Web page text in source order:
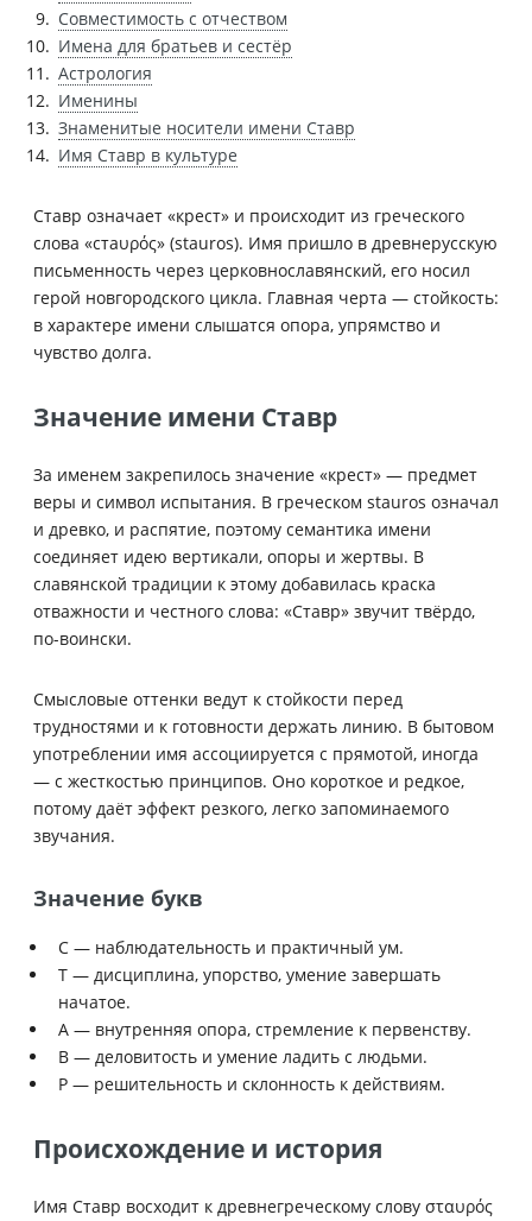
Совместимость с отчеством
Имена для братьев и сестёр
Астрология
Именины
Знаменитые носители имени Ставр
Имя Ставр в культуре
Ставр означает «крест» и происходит из греческого
слова «стаυρός» (stauros). Имя пришло в древнерусскую
письменность через церковнославянский, его носил
герой новгородского цикла. Главная черта — стойкость:
в характере имени слышатся опора, упрямство и
чувство долга.
Значение имени Ставр
За именем закрепилось значение «крест» — предмет
веры и символ испытания. В греческом stauros означал
и древко, и распятие, поэтому семантика имени
соединяет идею вертикали, опоры и жертвы. В
славянской традиции к этому добавилась краска
отважности и честного слова: «Ставр» звучит твёрдо,
по-воински.
Смысловые оттенки ведут к стойкости перед
трудностями и к готовности держать линию. В бытовом
употреблении имя ассоциируется с прямотой, иногда
— с жесткостью принципов. Оно короткое и редкое,
потому даёт эффект резкого, легко запоминаемого
звучания.
Значение букв
С — наблюдательность и практичный ум.
Т — дисциплина, упорство, умение завершать
начатое.
А — внутренняя опора, стремление к первенству.
В — деловитость и умение ладить с людьми.
Р — решительность и склонность к действиям.
Происхождение и история
Имя Ставр восходит к древнегреческому слову σταυρός